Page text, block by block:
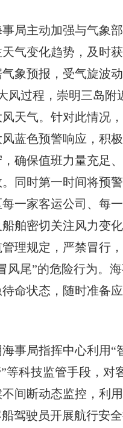
局主动加强与气象
气变化趋势，及时
象预报，受气旋波
风过程，崇明三岛附
天气。针对此情况
蓝色预警响应，积
确保值班力量充足
同时第一时间将预
一家客运公司、每一
舶密切关注风力变
理规定，严禁冒行
风尾”的危险行为。
命状态，随时准备
事局指挥中心利用“
等科技监管手段，对
间断动态监控，利
船驾驶员开展航行安